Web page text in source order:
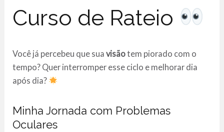
Curso de Rateio
Você já percebeu que suavisãotem piorado com o
tempo? Quer interromper esse ciclo e melhorar dia
após dia?
Minha Jornada com Problemas
Oculares